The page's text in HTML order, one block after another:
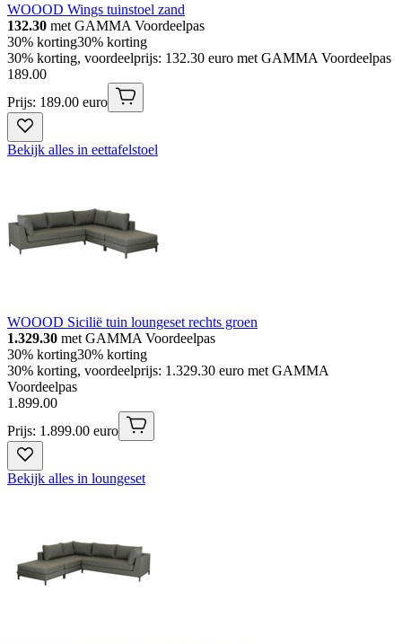
WOOOD Wings tuinstoel zand
132.30 met GAMMA Voordeelpas
30% korting30% korting
30% korting, voordeelprijs: 132.30 euro met GAMMA Voordeelpas
189.00
Prijs: 189.00 euro
Bekijk alles in eettafelstoel
WOOOD Sicilië tuin loungeset rechts groen
1.329.30 met GAMMA Voordeelpas
30% korting30% korting
30% korting, voordeelprijs: 1.329.30 euro met GAMMA
Voordeelpas
1 .899.00
Prijs: 1.899.00 euro
Bekijk alles in loungeset